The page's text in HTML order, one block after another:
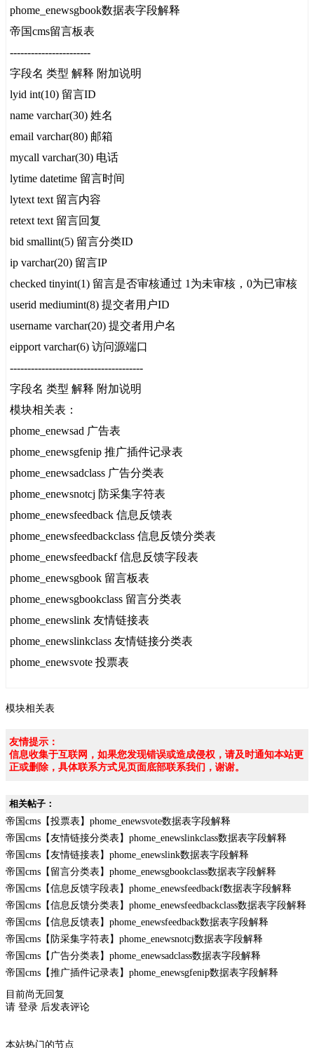
phome_enewsgbook数据表字段解释
帝国cms留言板表
-----------------------
字段名 类型 解释 附加说明
lyid int(10) 留言ID
name varchar(30) 姓名
email varchar(80) 邮箱
mycall varchar(30) 电话
lytime datetime 留言时间
lytext text 留言内容
retext text 留言回复
bid smallint(5) 留言分类ID
ip varchar(20) 留言IP
checked tinyint(1) 留言是否审核通过 1为未审核，0为已审核
userid mediumint(8) 提交者用户ID
username varchar(20) 提交者用户名
eipport varchar(6) 访问源端口
--------------------------------------
字段名 类型 解释 附加说明
模块相关表：
phome_enewsad 广告表
phome_enewsgfenip 推广插件记录表
phome_enewsadclass 广告分类表
phome_enewsnotcj 防采集字符表
phome_enewsfeedback 信息反馈表
phome_enewsfeedbackclass 信息反馈分类表
phome_enewsfeedbackf 信息反馈字段表
phome_enewsgbook 留言板表
phome_enewsgbookclass 留言分类表
phome_enewslink 友情链接表
phome_enewslinkclass 友情链接分类表
phome_enewsvote 投票表
模块相关表
友情提示：
信息收集于互联网，如果您发现错误或造成侵权，请及时通知本站更
正或删除，具体联系方式见页面底部联系我们，谢谢。
相关帖子：
帝国cms【投票表】phome_enewsvote数据表字段解释
帝国cms【友情链接分类表】phome_enewslinkclass数据表字段解释
帝国cms【友情链接表】phome_enewslink数据表字段解释
帝国cms【留言分类表】phome_enewsgbookclass数据表字段解释
帝国cms【信息反馈字段表】phome_enewsfeedbackf数据表字段解释
帝国cms【信息反馈分类表】phome_enewsfeedbackclass数据表字段解释
帝国cms【信息反馈表】phome_enewsfeedback数据表字段解释
帝国cms【防采集字符表】phome_enewsnotcj数据表字段解释
帝国cms【广告分类表】phome_enewsadclass数据表字段解释
帝国cms【推广插件记录表】phome_enewsgfenip数据表字段解释
目前尚无回复
请 登录 后发表评论
本站热门的节点